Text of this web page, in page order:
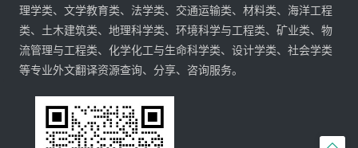
理学类、文学教育类、法学类、交通运输类、材料类、海洋工程
类、土木建筑类、地理科学类、环境科学与工程类、矿业类、物
流管理与工程类、化学化工与生命科学类、设计学类、社会学类
等专业外文翻译资源查询、分享、咨询服务。